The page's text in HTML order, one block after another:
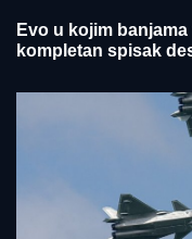
Evo u kojim
kompletan spisak